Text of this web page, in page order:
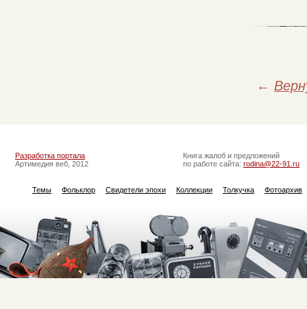
←
Разработка портала
Артимедия веб, 2012
Книга жалоб и предложений
по работе сайта: rodina@22-91.ru
Темы Фольклор Свидетели эпохи Коллекции Толкучка Фотоархив